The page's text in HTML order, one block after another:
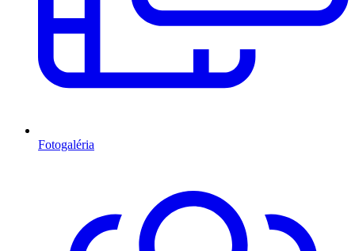
Fotogaléria